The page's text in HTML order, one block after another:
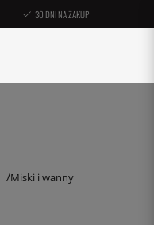
30 DNI NA ZAKUP
Miski i wanny